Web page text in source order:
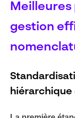
gestion
hiérarchique